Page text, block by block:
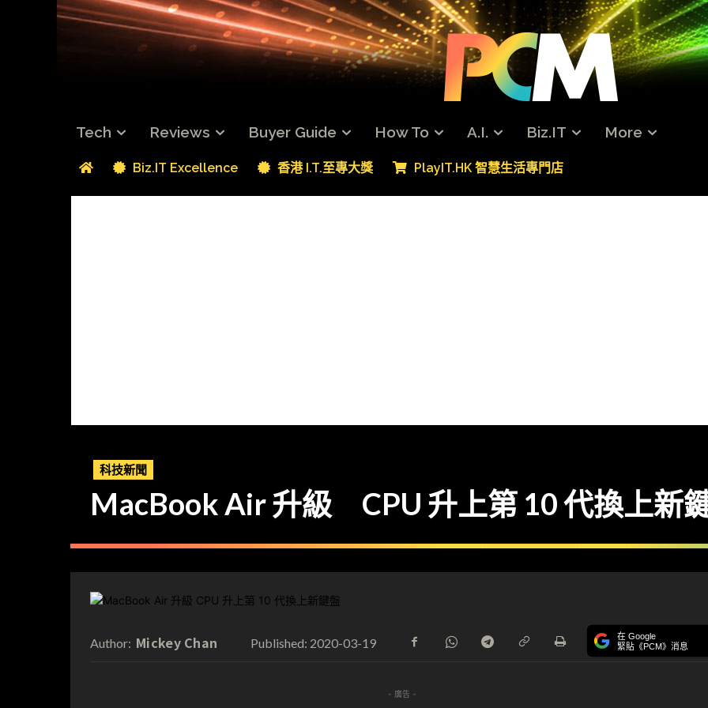
Tech Reviews Buyer Guide How To A.I. Biz.IT More
Biz.IT Excellence 香港 I.T.至專大獎 PlayIT.HK 智慧生活專門店
科技新聞
MacBook Air 升級 CPU 升上第 10 代換上新
Author: Mickey Chan Published: 2020-03-19 在 Google
緊貼《PCM》消息
- 廣告 -